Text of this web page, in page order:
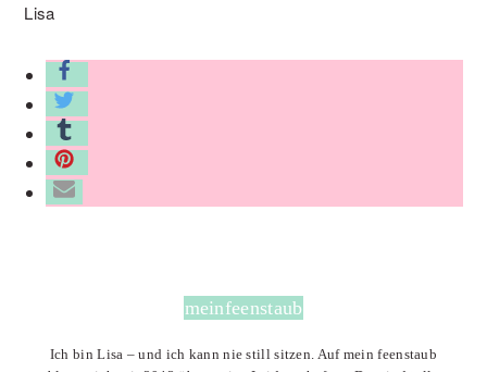
Lisa
meinfeenstaub
Ich bin Lisa – und ich kann nie still sitzen. Auf mein feenstaub